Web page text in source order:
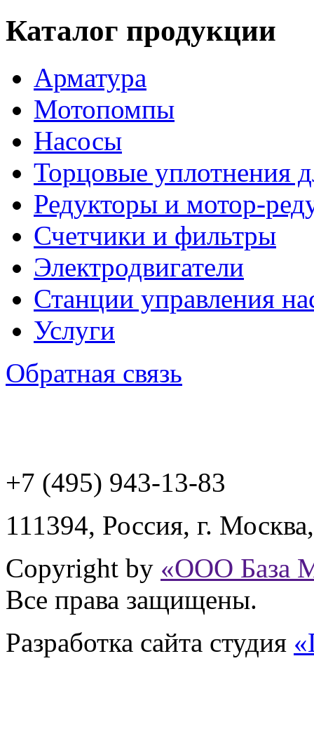
Каталог продукции
Арматура
Мотопомпы
Насосы
Торцовые уплотнения
Редукторы и мотор-
Счетчики и фильтры
Электродвигатели
Станции управления
Услуги
Обратная связь
+7 (495) 943-13-83
111394, Россия, г. Москва
Copyright by «ООО База
Все права защищены.
Разработка сайта студия